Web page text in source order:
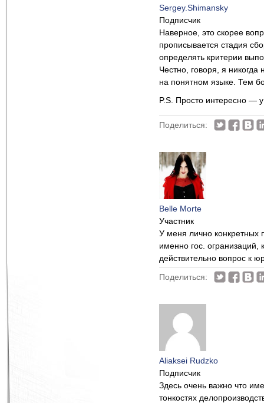
Sergey.Shimansky
Подписчик
Наверное, это скорее
прописывается стадия
определять критерии
Честно, говоря, я
на понятном языке. Тем
P.S. Просто интересно —
Поделиться:
Belle Morte
Участник
У меня лично конкретных
именно гос. огранизаций,
действительно вопрос к
Поделиться:
Aliaksei Rudzko
Подписчик
Здесь очень важно что
тонкостях